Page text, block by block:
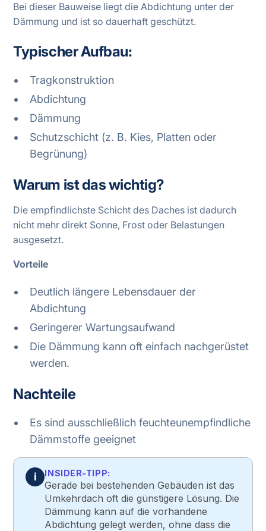
Bei dieser Bauweise liegt die Abdichtung unter der
Dämmung und ist so dauerhaft geschützt.
Typischer Aufbau:
Tragkonstruktion
Abdichtung
Dämmung
Schutzschicht (z. B. Kies, Platten oder
Begrünung)
Warum ist das wichtig?
Die empfindlichste Schicht des Daches ist dadurch
nicht mehr direkt Sonne, Frost oder Belastungen
ausgesetzt.
Vorteile
Deutlich längere Lebensdauer der
Abdichtung
Geringerer Wartungsaufwand
Die Dämmung kann oft einfach nachgerüstet
werden.
Nachteile
Es sind ausschließlich feuchteunempfindliche
Dämmstoffe geeignet
i INSIDER-TIPP:
Gerade bei bestehenden Gebäuden ist das
Umkehrdach oft die günstigere Lösung. Die
Dämmung kann auf die vorhandene
Abdichtung gelegt werden, ohne dass die